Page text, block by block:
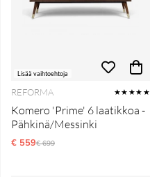
Lisää vaihtoehtoja
REFORMA ★★★★★
Komero 'Prime' 6 laatikkoa -
Pähkinä/Messinki
€ 559Normaali hinta
€ 699